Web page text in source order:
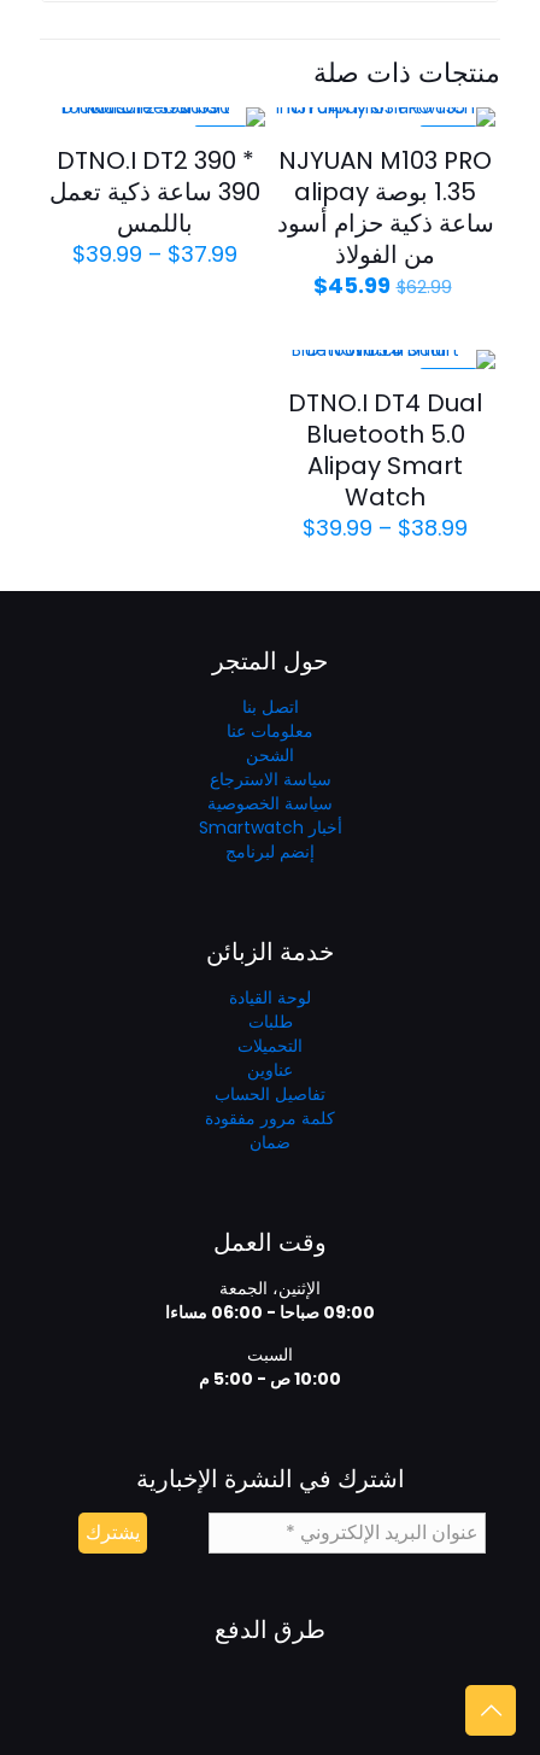
منتجات ذات صلة
NJYUAN M103 PRO
1.35 بوصة alipay
ساعة ذكية حزام أسود
من الفولاذ
$62.99
$45.99
DTNO.I DT2 390 *
390 ساعة ذكية تعمل
باللمس
$37.99
–
$39.99
DTNO.I DT4 Dual
Bluetooth 5.0
Alipay Smart
Watch
$38.99
–
$39.99
حول المتجر
اتصل بنا
معلومات عنا
الشحن
سياسة الاسترجاع
سياسة الخصوصية
أخبار Smartwatch
إنضم لبرنامج
خدمة الزبائن
لوحة القيادة
طلبات
التحميلات
عناوين
تفاصيل الحساب
كلمة مرور مفقودة
ضمان
وقت العمل
الإثنين، الجمعة
09:00 صباحا - 06:00 مساءا
السبت
10:00 ص - 5:00 م
اشترك في النشرة الإخبارية
طرق الدفع